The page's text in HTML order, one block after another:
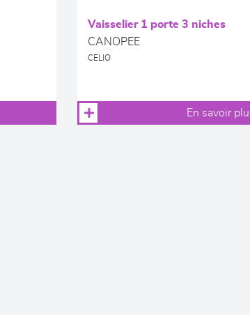
Vaisselier 1 porte 3 niches
CANOPEE
CELIO
En savoir